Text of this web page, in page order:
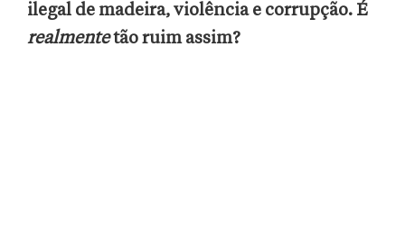
ilegal de madeira, violência e corrupção. É
realmentetão ruim assim?